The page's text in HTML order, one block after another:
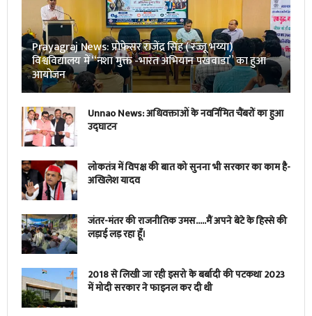
Prayagraj News: प्रोफेसर राजेंद्र सिंह ( रज्जू भय्या)
विश्वविद्यालय में “नशा मुक्त -भारत अभियान पखवाडा” का हुआ
आयोजन
Unnao News: अधिवक्ताओं के नवर्निमित चैंबरों का हुआ
उद्घाटन
लोकतंत्र में विपक्ष की बात को सुनना भी सरकार का काम है-
अखिलेश यादव
जंतर-मंतर की राजनीतिक उमस…..मैं अपने बेटे के हिस्से की
लड़ाई लड़ रहा हूँ।
2018 से लिखी जा रही इसरो के बर्बादी की पटकथा 2023
में मोदी सरकार ने फाइनल कर दी थी